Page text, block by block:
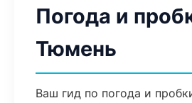
Погода и
Тюмень
Ваш гид по погода и